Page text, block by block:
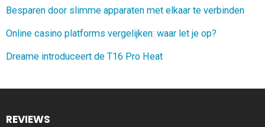
Besparen door slimme apparaten met elkaar te verbinden
Online casino platforms vergelijken: waar let je op?
Dreame introduceert de T16 Pro Heat
REVIEWS